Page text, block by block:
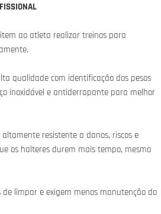
ao atleta realizar treinos para
qualidade com identificação dos pesos
inoxidável e antiderrapante para melhor
resistente a danos, riscos e
os halteres durem mais tempo, mesmo
de limpar e exigem menos manutenção do